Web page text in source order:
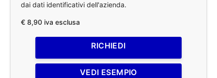
dai dati identificativi dell'azienda.
€ 8,90 iva esclusa
RICHIEDI
VEDI ESEMPIO